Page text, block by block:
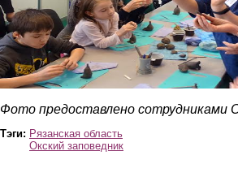
Фото предоставлено сотрудниками
Тэги: Рязанская область
Окский заповедник